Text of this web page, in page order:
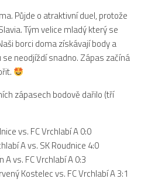
Půjde o atraktivní duel, protože
Tým velice mladý který se
borci doma získávají body a
neodjíždí snadno. Zápas začíná
zápasech bodově dařilo (tří
vs. FC Vrchlabí A 0:0
A vs. SK Roudnice 4:0
A vs. FC Vrchlabí A 0:3
Kostelec vs. FC Vrchlabí A 3:1